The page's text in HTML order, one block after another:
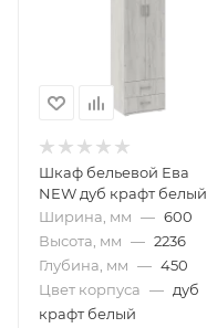
Шкаф бельевой Ева
NEW дуб крафт белый
Ширина, мм — 600
Высота, мм — 2236
Глубина, мм — 450
Цвет корпуса — дуб
крафт белый